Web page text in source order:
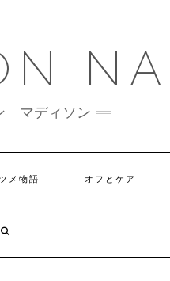
マディソン
メ物語 オフとケア